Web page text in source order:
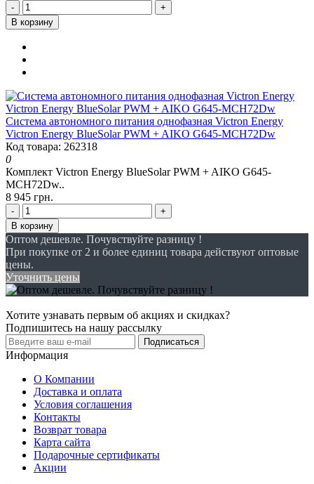
-
+
В корзину
Система автономного питания однофазная Victron Energy
Victron Energy BlueSolar PWM + AIKO G645-MCH72Dw
Код товара: 262318
0
Комплект Victron Energy BlueSolar PWM + AIKO G645-
MCH72Dw..
8 945 грн.
-
+
В корзину
Оптом дешевле. Почувствуйте разницу !
При покупке от 2 и более единиц товара действуют оптовые
цены.
Уточнить цены
Хотите узнавать первым об акциях и скидках?
Подпишитесь на нашу рассылку
Подписаться
Информация
О Компании
Доставка и оплата
Условия соглашения
Контакты
Возврат товара
Карта сайта
Подарочные сертификаты
Акции